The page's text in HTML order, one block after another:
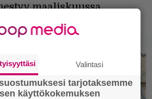
maaliskuussa.
Valintasi
tarjotaksemme
käyttökokemuksen